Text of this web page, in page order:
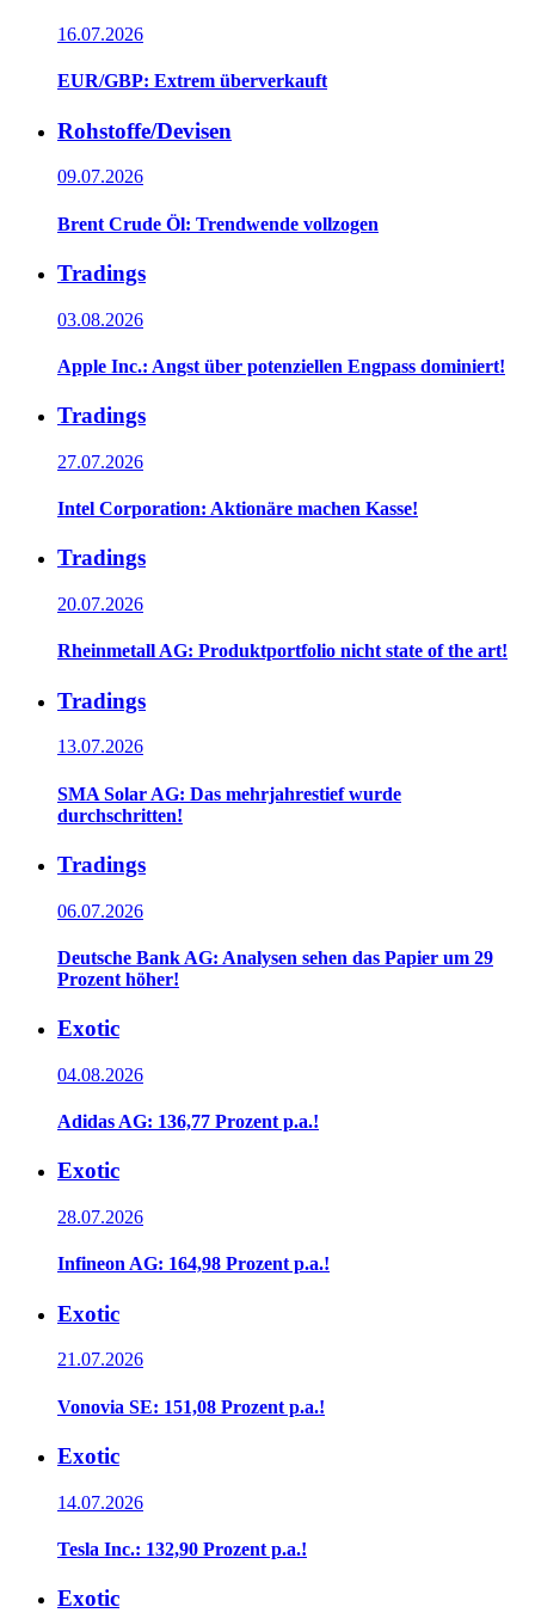
16.07.2026
EUR/GBP: Extrem überverkauft
Rohstoffe/Devisen
09.07.2026
Brent Crude Öl: Trendwende vollzogen
Tradings
03.08.2026
Apple Inc.: Angst über potenziellen Engpass dominiert!
Tradings
27.07.2026
Intel Corporation: Aktionäre machen Kasse!
Tradings
20.07.2026
Rheinmetall AG: Produktportfolio nicht state of the art!
Tradings
13.07.2026
SMA Solar AG: Das mehrjahrestief wurde
durchschritten!
Tradings
06.07.2026
Deutsche Bank AG: Analysen sehen das Papier um 29
Prozent höher!
Exotic
04.08.2026
Adidas AG: 136,77 Prozent p.a.!
Exotic
28.07.2026
Infineon AG: 164,98 Prozent p.a.!
Exotic
21.07.2026
Vonovia SE: 151,08 Prozent p.a.!
Exotic
14.07.2026
Tesla Inc.: 132,90 Prozent p.a.!
Exotic